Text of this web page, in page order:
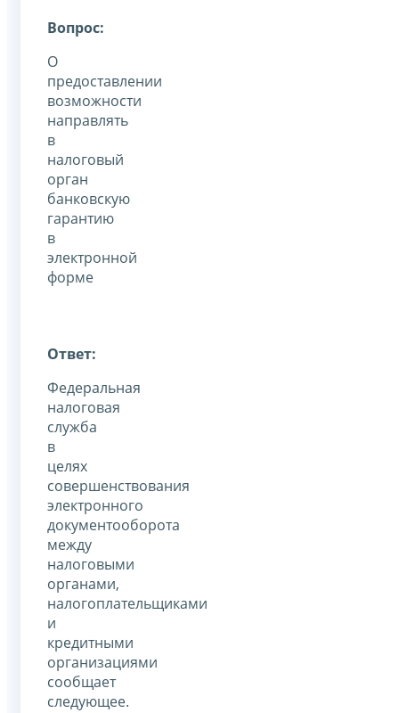
Вопрос:
О
предоставлении
возможности
направлять
в
налоговый
орган
банковскую
гарантию
в
электронной
форме
Ответ:
Федеральная
налоговая
служба
в
целях
совершенствования
электронного
документооборота
между
налоговыми
органами,
налогоплательщиками
и
кредитными
организациями
сообщает
следующее.